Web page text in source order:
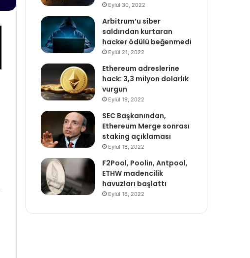
Eylül 30, 2022
Arbitrum’u siber
saldırıdan kurtaran
hacker ödülü beğenmedi
Eylül 21, 2022
Ethereum adreslerine
hack: 3,3 milyon dolarlık
vurgun
Eylül 19, 2022
SEC Başkanından,
Ethereum Merge sonrası
staking açıklaması
Eylül 16, 2022
F2Pool, Poolin, Antpool,
ETHW madencilik
havuzları başlattı
Eylül 16, 2022